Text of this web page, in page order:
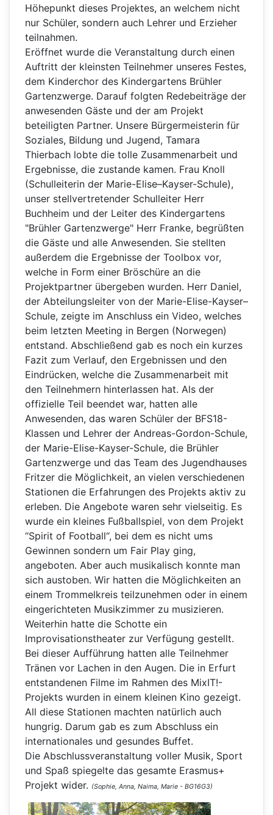
Höhepunkt dieses Projektes, an welchem nicht
nur Schüler, sondern auch Lehrer und Erzieher
teilnahmen.
Eröffnet wurde die Veranstaltung durch einen
Auftritt der kleinsten Teilnehmer unseres Festes,
dem Kinderchor des Kindergartens Brühler
Gartenzwerge. Darauf folgten Redebeiträge der
anwesenden Gäste und der am Projekt
beteiligten Partner. Unsere Bürgermeisterin für
Soziales, Bildung und Jugend, Tamara
Thierbach lobte die tolle Zusammenarbeit und
Ergebnisse, die zustande kamen. Frau Knoll
(Schulleiterin der Marie-Elise–Kayser-Schule),
unser stellvertretender Schulleiter Herr
Buchheim und der Leiter des Kindergartens
"Brühler Gartenzwerge" Herr Franke, begrüßten
die Gäste und alle Anwesenden. Sie stellten
außerdem die Ergebnisse der Toolbox vor,
welche in Form einer Bröschüre an die
Projektpartner übergeben wurden. Herr Daniel,
der Abteilungsleiter von der Marie-Elise-Kayser–
Schule, zeigte im Anschluss ein Video, welches
beim letzten Meeting in Bergen (Norwegen)
entstand. Abschließend gab es noch ein kurzes
Fazit zum Verlauf, den Ergebnissen und den
Eindrücken, welche die Zusammenarbeit mit
den Teilnehmern hinterlassen hat. Als der
offizielle Teil beendet war, hatten alle
Anwesenden, das waren Schüler der BFS18-
Klassen und Lehrer der Andreas-Gordon-Schule,
der Marie-Elise-Kayser-Schule, die Brühler
Gartenzwerge und das Team des Jugendhauses
Fritzer die Möglichkeit, an vielen verschiedenen
Stationen die Erfahrungen des Projekts aktiv zu
erleben. Die Angebote waren sehr vielseitig. Es
wurde ein kleines Fußballspiel, von dem Projekt
‘‘Spirit of Football“, bei dem es nicht ums
Gewinnen sondern um Fair Play ging,
angeboten. Aber auch musikalisch konnte man
sich austoben. Wir hatten die Möglichkeiten an
einem Trommelkreis teilzunehmen oder in einem
eingerichteten Musikzimmer zu musizieren.
Weiterhin hatte die Schotte ein
Improvisationstheater zur Verfügung gestellt.
Bei dieser Aufführung hatten alle Teilnehmer
Tränen vor Lachen in den Augen. Die in Erfurt
entstandenen Filme im Rahmen des MixIT!-
Projekts wurden in einem kleinen Kino gezeigt.
All diese Stationen machten natürlich auch
hungrig. Darum gab es zum Abschluss ein
internationales und gesundes Buffet.
Die Abschlussveranstaltung voller Musik, Sport
und Spaß spiegelte das gesamte Erasmus+
Projekt wider. (Sophie, Anna, Naima, Marie - BG16G3)